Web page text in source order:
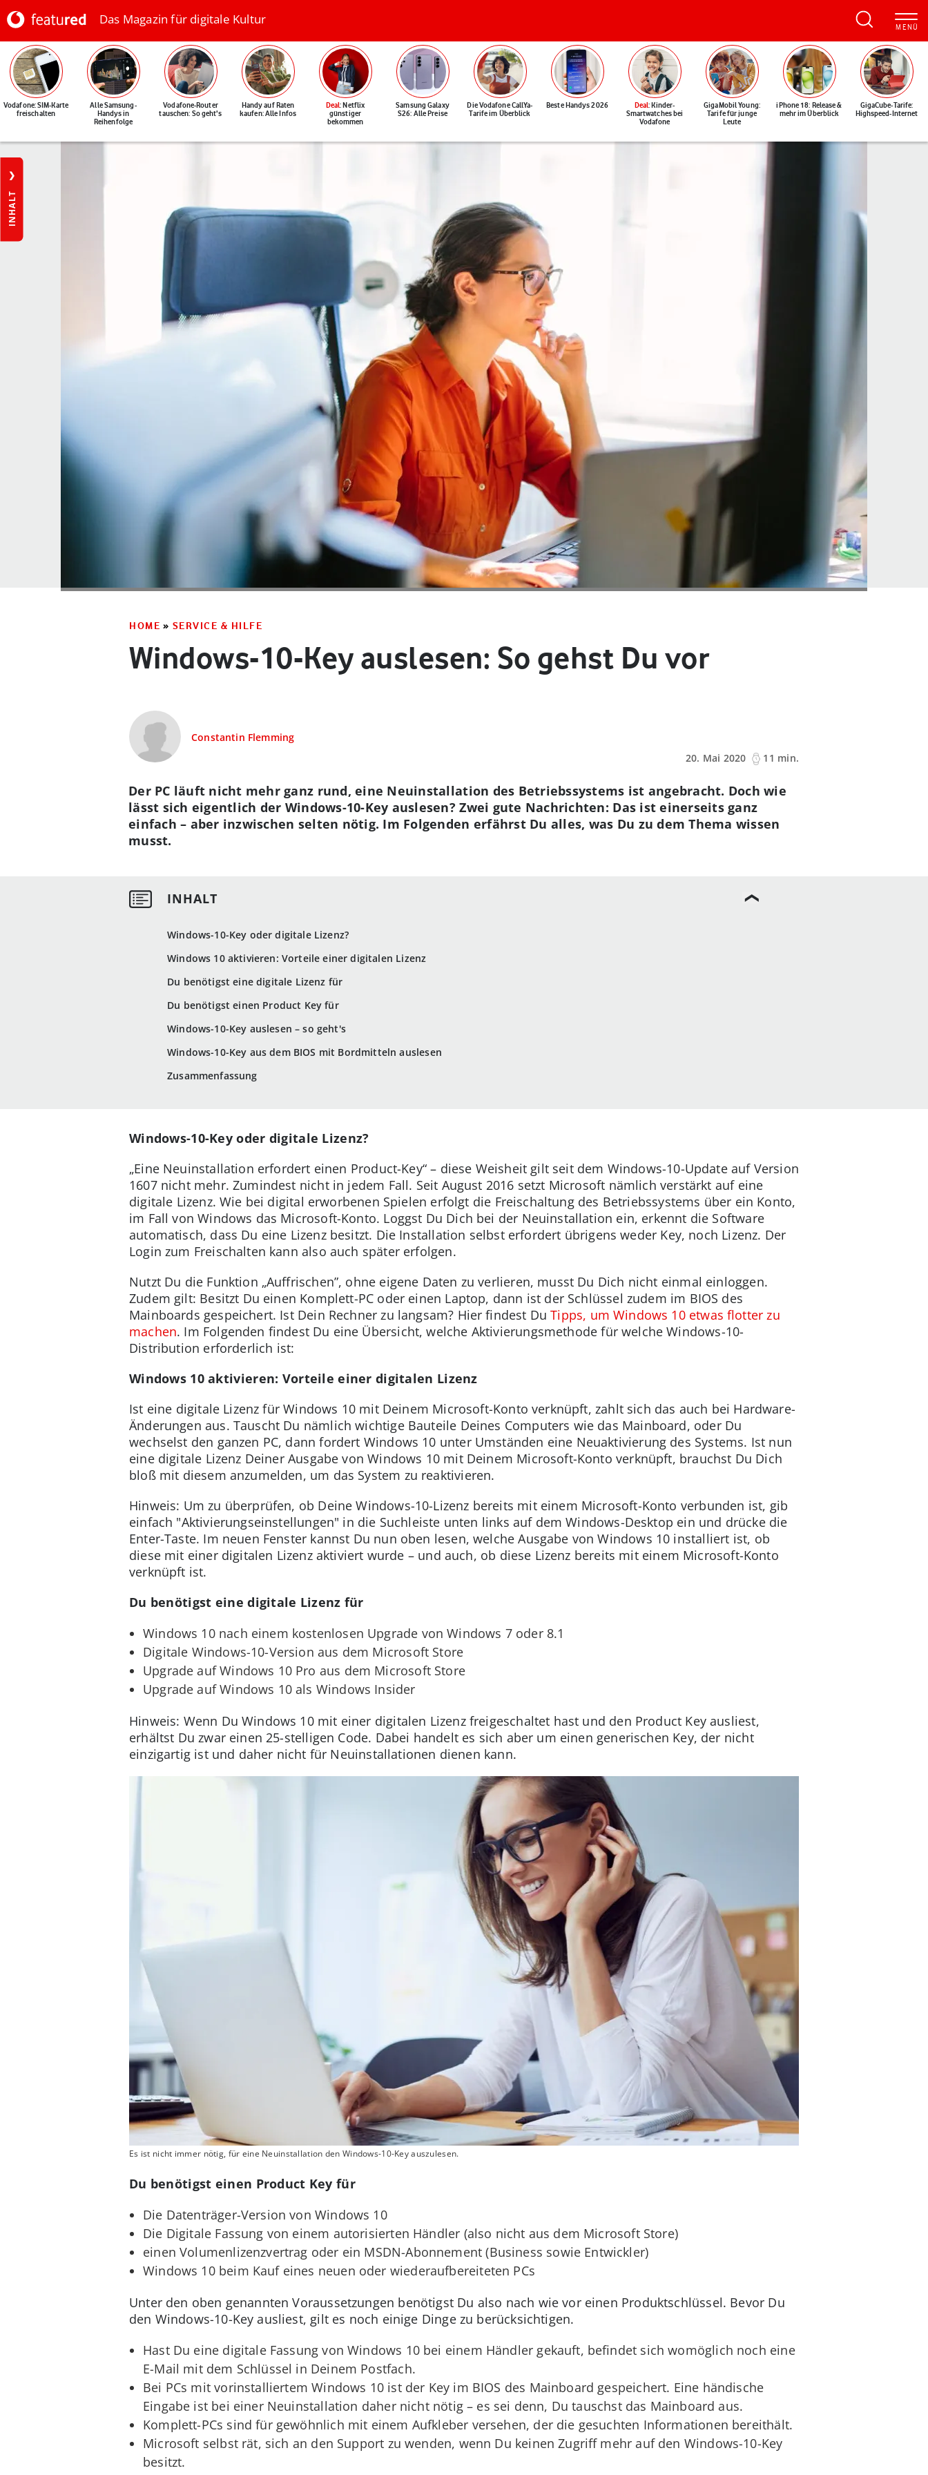
Das Magazin für digitale Kultur
Vodafone: SIM-Karte
freischalten
Alle Samsung-
Handys in
Reihenfolge
Vodafone-Router
tauschen: So geht's
Handy auf Raten
kaufen: Alle Infos
Deal: Netflix
günstiger
bekommen
Samsung Galaxy
S26: Alle Preise
Die Vodafone CallYa-
Tarife im Überblick
Beste Handys 2026 Deal: Kinder-
Smartwatches bei
Vodafone
GigaMobil Young:
Tarife für junge
Leute
iPhone 18: Release &
mehr im Überblick
GigaCube-Tarife:
Highspeed-Internet
INHALT
HOME » SERVICE & HILFE
Windows-10-Key auslesen: So gehst Du vor
Constantin Flemming
20. Mai 2020
11 min.
Windows-10-Key oder digitale Lizenz?
Windows 10 aktivieren: Vorteile einer digitalen Lizenz
Du benötigst eine digitale Lizenz für
Du benötigst einen Product Key für
Windows-10-Key auslesen – so geht's
Windows-10-Key aus dem BIOS mit Bordmitteln auslesen
Zusammenfassung
Der PC läuft nicht mehr ganz rund, eine Neuinstallation des Betriebssystems ist angebracht. Doch wie
lässt sich eigentlich der Windows-10-Key auslesen? Zwei gute Nachrichten: Das ist einerseits ganz
einfach – aber inzwischen selten nötig. Im Folgenden erfährst Du alles, was Du zu dem Thema wissen
musst.
Windows-10-Key oder digitale Lizenz?
„Eine Neuinstallation erfordert einen Product-Key“ – diese Weisheit gilt seit dem Windows-10-Update auf Version
1607 nicht mehr. Zumindest nicht in jedem Fall. Seit August 2016 setzt Microsoft nämlich verstärkt auf eine
digitale Lizenz. Wie bei digital erworbenen Spielen erfolgt die Freischaltung des Betriebssystems über ein Konto,
im Fall von Windows das Microsoft-Konto. Loggst Du Dich bei der Neuinstallation ein, erkennt die Software
automatisch, dass Du eine Lizenz besitzt. Die Installation selbst erfordert übrigens weder Key, noch Lizenz. Der
Login zum Freischalten kann also auch später erfolgen.
Nutzt Du die Funktion „Auffrischen”, ohne eigene Daten zu verlieren, musst Du Dich nicht einmal einloggen.
Zudem gilt: Besitzt Du einen Komplett-PC oder einen Laptop, dann ist der Schlüssel zudem im BIOS des
Mainboards gespeichert. Ist Dein Rechner zu langsam? Hier findest DuTipps, um Windows 10 etwas flotter zu
machen. Im Folgenden findest Du eine Übersicht, welche Aktivierungsmethode für welche Windows-10-
Distribution erforderlich ist:
Windows 10 aktivieren: Vorteile einer digitalen Lizenz
Ist eine digitale Lizenz für Windows 10 mit Deinem Microsoft-Konto verknüpft, zahlt sich das auch bei Hardware-
Änderungen aus. Tauscht Du nämlich wichtige Bauteile Deines Computers wie das Mainboard, oder Du
wechselst den ganzen PC, dann fordert Windows 10 unter Umständen eine Neuaktivierung des Systems. Ist nun
eine digitale Lizenz Deiner Ausgabe von Windows 10 mit Deinem Microsoft-Konto verknüpft, brauchst Du Dich
bloß mit diesem anzumelden, um das System zu reaktivieren.
Hinweis: Um zu überprüfen, ob Deine Windows-10-Lizenz bereits mit einem Microsoft-Konto verbunden ist, gib
einfach "Aktivierungseinstellungen" in die Suchleiste unten links auf dem Windows-Desktop ein und drücke die
Enter-Taste. Im neuen Fenster kannst Du nun oben lesen, welche Ausgabe von Windows 10 installiert ist, ob
diese mit einer digitalen Lizenz aktiviert wurde – und auch, ob diese Lizenz bereits mit einem Microsoft-Konto
verknüpft ist.
Du benötigst eine digitale Lizenz für
Windows 10 nach einem kostenlosen Upgrade von Windows 7 oder 8.1
Digitale Windows-10-Version aus dem Microsoft Store
Upgrade auf Windows 10 Pro aus dem Microsoft Store
Upgrade auf Windows 10 als Windows Insider
Hinweis: Wenn Du Windows 10 mit einer digitalen Lizenz freigeschaltet hast und den Product Key ausliest,
erhältst Du zwar einen 25-stelligen Code. Dabei handelt es sich aber um einen generischen Key, der nicht
einzigartig ist und daher nicht für Neuinstallationen dienen kann.
Es ist nicht immer nötig, für eine Neuinstallation den Windows-10-Key auszulesen.
Du benötigst einen Product Key für
Die Datenträger-Version von Windows 10
Die Digitale Fassung von einem autorisierten Händler (also nicht aus dem Microsoft Store)
einen Volumenlizenzvertrag oder ein MSDN-Abonnement (Business sowie Entwickler)
Windows 10 beim Kauf eines neuen oder wiederaufbereiteten PCs
Unter den oben genannten Voraussetzungen benötigst Du also nach wie vor einen Produktschlüssel. Bevor Du
den Windows-10-Key ausliest, gilt es noch einige Dinge zu berücksichtigen.
Hast Du eine digitale Fassung von Windows 10 bei einem Händler gekauft, befindet sich womöglich noch eine
E-Mail mit dem Schlüssel in Deinem Postfach.
Bei PCs mit vorinstalliertem Windows 10 ist der Key im BIOS des Mainboard gespeichert. Eine händische
Eingabe ist bei einer Neuinstallation daher nicht nötig – es sei denn, Du tauschst das Mainboard aus.
Komplett-PCs sind für gewöhnlich mit einem Aufkleber versehen, der die gesuchten Informationen bereithält.
Microsoft selbst rät, sich an den Support zu wenden, wenn Du keinen Zugriff mehr auf den Windows-10-Key
besitzt.